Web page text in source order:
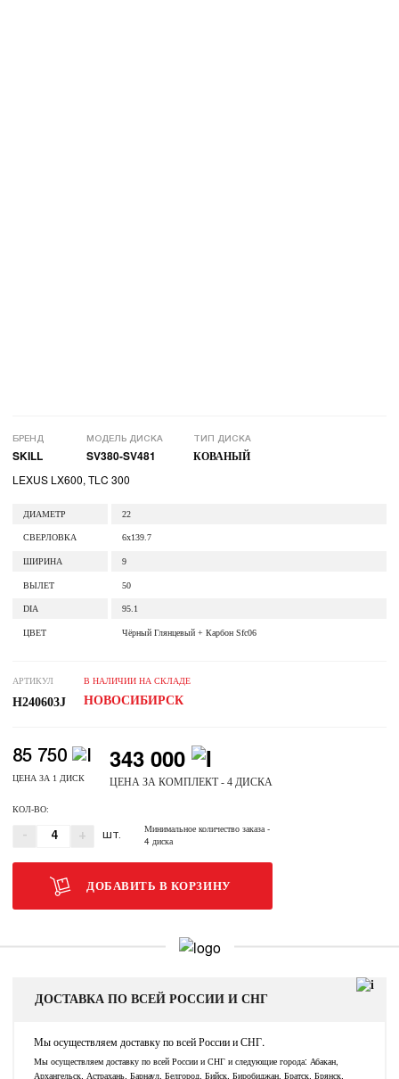
БРЕНД
SKILL
МОДЕЛЬ ДИСКА
SV380-SV481
ТИП ДИСКА
КОВАНЫЙ
LEXUS LX600, TLC 300
ДИАМЕТР 22
СВЕРЛОВКА 6x139.7
ШИРИНА 9
ВЫЛЕТ 50
DIA 95.1
ЦВЕТ Чёрный Глянцевый + Карбон Sfc06
АРТИКУЛ
H240603J
В НАЛИЧИИ НА СКЛАДЕ
НОВОСИБИРСК
85 750
ЦЕНА ЗА 1 ДИСК
343 000
ЦЕНА ЗА КОМПЛЕКТ - 4 ДИСКА
КОЛ-ВО:
- + ШТ.
Минимальное количество заказа-
4 диска
ДОБАВИТЬ В КОРЗИНУ
ДОСТАВКА ПО ВСЕЙ РОССИИ И СНГ
Мы осуществляем доставку по всей России и СНГ.
Мы осуществляем доставку по всей России и СНГ и следующие города: Абакан,
Архангельск, Астрахань, Барнаул, Белгород, Бийск, Биробиджан, Братск, Брянск,